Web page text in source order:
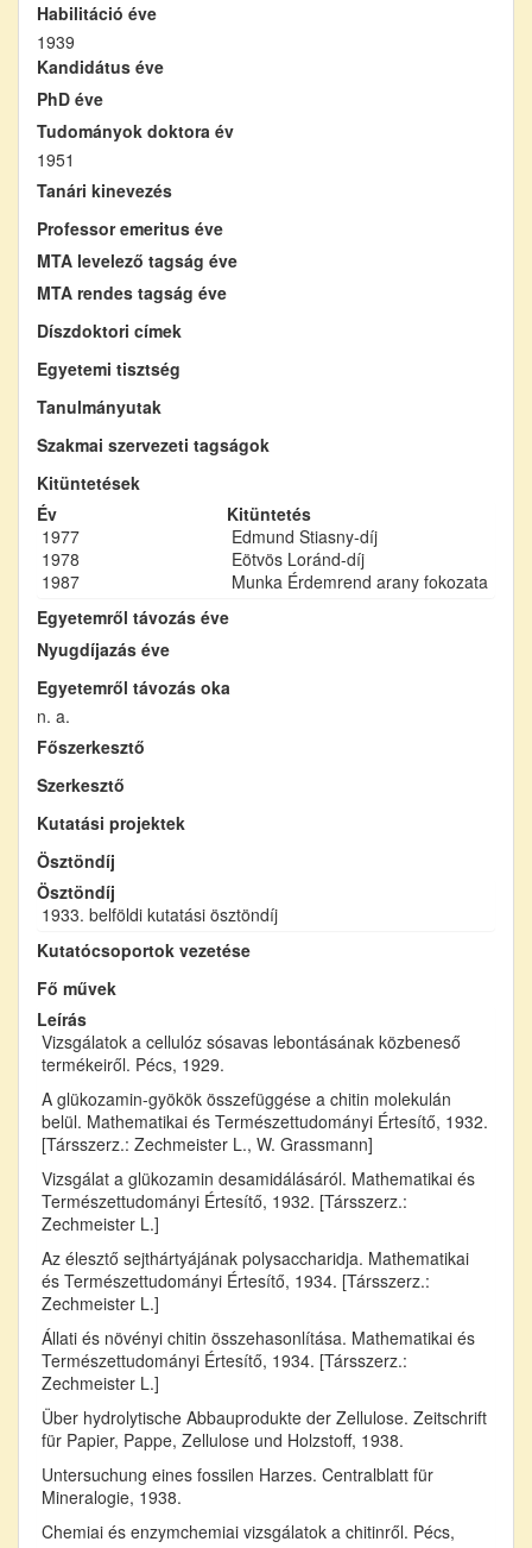
Habilitáció éve
1939
Kandidátus éve
PhD éve
Tudományok doktora év
1951
Tanári kinevezés
Professor emeritus éve
MTA levelező tagság éve
MTA rendes tagság éve
Díszdoktori címek
Egyetemi tisztség
Tanulmányutak
Szakmai szervezeti tagságok
Kitüntetések
Év
Kitüntetés
1977
Edmund Stiasny-díj
1978
Eötvös Loránd-díj
1987
Munka Érdemrend arany fokozata
Egyetemről távozás éve
Nyugdíjazás éve
Egyetemről távozás oka
n. a.
Főszerkesztő
Szerkesztő
Kutatási projektek
Ösztöndíj
Ösztöndíj
1933. belföldi kutatási ösztöndíj
Kutatócsoportok vezetése
Fő művek
Leírás
Vizsgálatok a cellulóz sósavas lebontásának közbeneső
termékeiről. Pécs, 1929.
A glükozamin-gyökök összefüggése a chitin molekulán
belül. Mathematikai és Természettudományi Értesítő, 1932.
[Társszerz.: Zechmeister L., W. Grassmann]
Vizsgálat a glükozamin desamidálásáról. Mathematikai és
Természettudományi Értesítő, 1932. [Társszerz.:
Zechmeister L.]
Az élesztő sejthártyájának polysaccharidja. Mathematikai
és Természettudományi Értesítő, 1934. [Társszerz.:
Zechmeister L.]
Állati és növényi chitin összehasonlítása. Mathematikai és
Természettudományi Értesítő, 1934. [Társszerz.:
Zechmeister L.]
Über hydrolytische Abbauprodukte der Zellulose. Zeitschrift
für Papier, Pappe, Zellulose und Holzstoff, 1938.
Untersuchung eines fossilen Harzes. Centralblatt für
Mineralogie, 1938.
Chemiai és enzymchemiai vizsgálatok a chitinről. Pécs,